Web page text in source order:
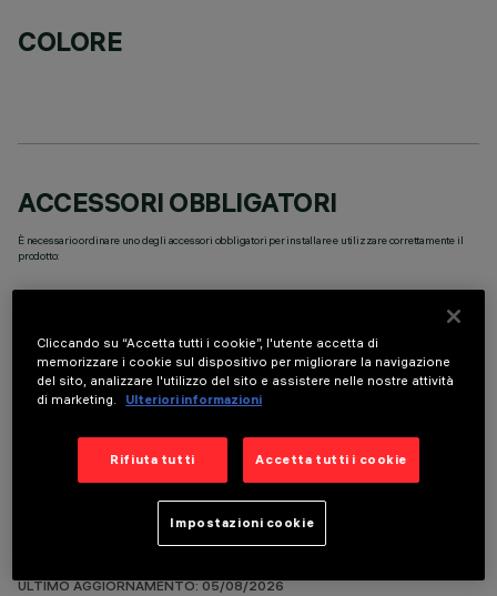
COLORE
ACCESSORI OBBLIGATORI
È necessario ordinare uno degli accessori obbligatori per installare e utilizzare correttamente il
prodotto:
COMPONENTI OPZIONALI
DATI TECNICI
ULTIMO AGGIORNAMENTO: 05/08/2026
Cliccando su “Accetta tutti i cookie”, l'utente accetta di
memorizzare i cookie sul dispositivo per migliorare la navigazione
del sito, analizzare l'utilizzo del sito e assistere nelle nostre attività
di marketing. Ulteriori informazioni
Rifiuta tutti Accetta tutti i cookie
Impostazioni cookie